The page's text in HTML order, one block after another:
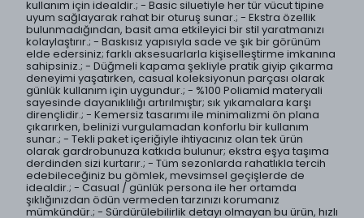
kullanım için idealdir.; - Basic siluetiyle her tür vücut tipine
uyum sağlayarak rahat bir oturuş sunar.; - Ekstra özellik
bulunmadığından, basit ama etkileyici bir stil yaratmanızı
kolaylaştırır.; - Baskısız yapısıyla sade ve şık bir görünüm
elde edersiniz; farklı aksesuarlarla kişiselleştirme imkanına
sahipsiniz.; - Düğmeli kapama şekliyle pratik giyip çıkarma
deneyimi yaşatırken, casual koleksiyonun parçası olarak
günlük kullanım için uygundur.; - %100 Poliamid materyali
sayesinde dayanıklılığı artırılmıştır; sık yıkamalara karşı
dirençlidir.; - Kemersiz tasarımı ile minimalizmi ön plana
çıkarırken, belinizi vurgulamadan konforlu bir kullanım
sunar.; - Tekli paket içeriğiyle ihtiyacınız olan tek ürün
olarak gardrobunuza katkıda bulunur; ekstra eşya taşıma
derdinden sizi kurtarır.; - Tüm sezonlarda rahatlıkla tercih
edebileceğiniz bu gömlek, mevsimsel geçişlerde de
idealdir.; - Casual / günlük persona ile her ortamda
şıklığınızdan ödün vermeden tarzınızı korumanız
mümkündür.; - Sürdürülebilirlik detayı olmayan bu ürün, hızlı